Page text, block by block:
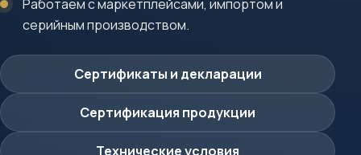
Работаем с маркетплейсами, импортом и
серийным производством.
Сертификаты и декларации
Сертификация продукции
Технические условия